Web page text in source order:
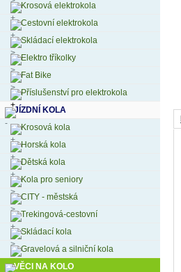
Krosová elektrokola
Cestovní elektrokola
Skládací elektrokola
Elektro tříkolky
Fat Bike
Příslušenství pro elektrokola
JÍZDNÍ KOLA
Krosová kola
Horská kola
Dětská kola
Kola pro seniory
CITY - městská
Trekingová-cestovní
Skládací kola
Gravelová a silniční kola
VĚCI NA KOLO